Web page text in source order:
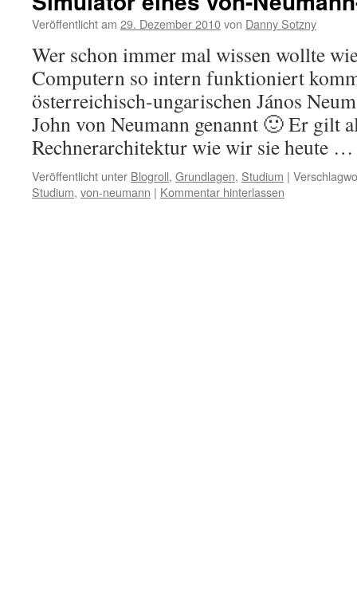
Veröffentlicht am 29. Dezember 2010von Danny Sotzny
Wer schon immer mal wissen wollte
Computern so intern funktioniert
österreichisch-ungarischen János
John von Neumann genannt 🙂 Er gilt
Rechnerarchitektur wie wir sie heute
Veröffentlicht unter Blogroll, Grundlagen, Studium |
Studium, von-neumann | Kommentar hinterlassen